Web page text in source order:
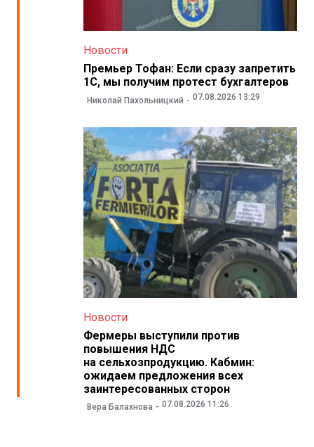
Новости
Премьер Тофан: Если сразу запретить
1С, мы получим протест бухгалтеров
Николай Пахольницкий 07.08.2026 13:29
Новости
Фермеры выступили против
повышения НДС
на сельхозпродукцию. Кабмин:
ожидаем предложения всех
заинтересованных сторон
Вера Балахнова 07.08.2026 11:26